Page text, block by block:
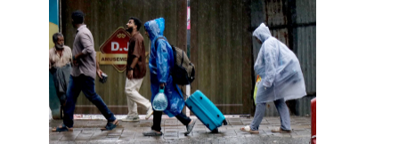
വാത്തുരുത്തിയിൽ നിന്നുള്ള കാഴ്ച